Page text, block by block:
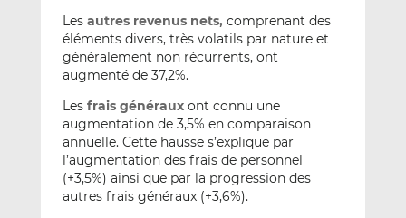
Les autres revenus nets, comprenant des
éléments divers, très volatils par nature et
généralement non récurrents, ont
augmenté de 37,2%.
Les frais générauxont connu une
augmentation de 3,5% en comparaison
annuelle. Cette hausse s’explique par
l’augmentation des frais de personnel
(+3,5%) ainsi que par la progression des
autres frais généraux (+3,6%).